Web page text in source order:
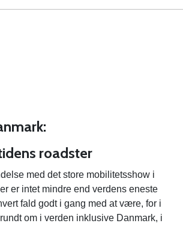
roadster
med det store mobilitetsshow i
er intet mindre end verdens eneste
fald godt i gang med at være, for i
om i verden inklusive Danmark, i